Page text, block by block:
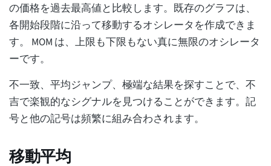
の価格を過去最高値と比較します。既存のグラフは、
各開始段階に沿って移動するオシレータを作成できま
す。 MOM は、上限も下限もない真に無限のオシレータ
ーです。
不一致、平均ジャンプ、極端な結果を探すことで、不
吉で楽観的なシグナルを見つけることができます。記
号と他の記号は頻繁に組み合わされます。
移動平均